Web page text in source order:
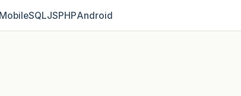
MobileSQLJSPHPAndroid